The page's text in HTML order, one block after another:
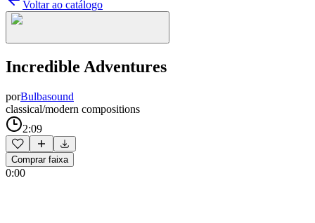
Voltar ao catálogo
Incredible Adventures
porBulbasound
classical/modern compositions
2:09
Comprar faixa
0:00